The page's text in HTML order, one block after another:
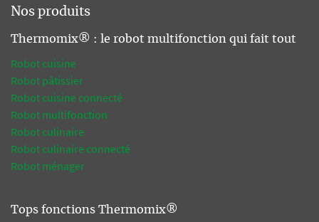
Nos produits
Thermomix® : le robot multifonction qui fait tout
Robot cuisine
Robot pâtissier
Robot cuisine connecté
Robot multifonction
Robot culinaire
Robot culinaire connecté
Robot ménager
Tops fonctions Thermomix®